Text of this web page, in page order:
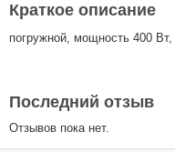
Краткое описание
погружной, мощность 400
Последний отзыв
Отзывов пока нет.